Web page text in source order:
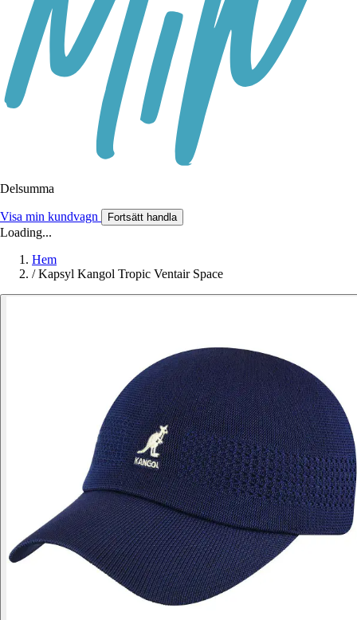
Delsumma
Visa min kundvagn Fortsätt handla
Loading...
Hem
/ Kapsyl Kangol Tropic Ventair Space